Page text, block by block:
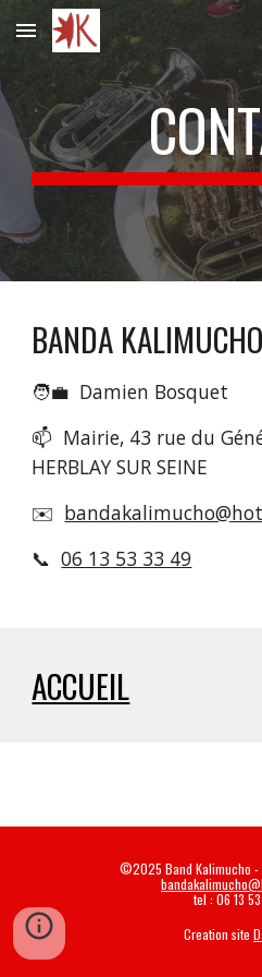
Skip to main content
BANDA KALIMUCHO
🧑‍💼 Damien Bosquet
📫 Mairie, 43 rue du
HERBLAY SUR SEINE
✉️
📞06 13 53 33 49
ACCUEIL
©2025 Band Kalimucho -
tel : 06 13
Creation site